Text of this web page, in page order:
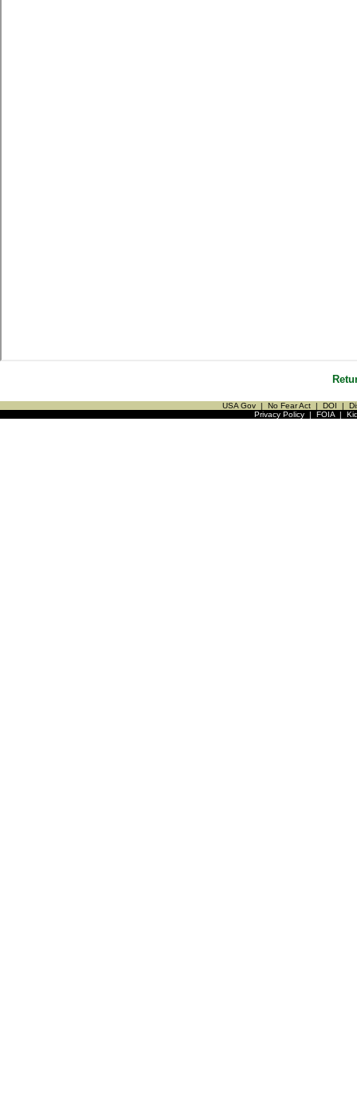
USA Gov | No Fear Act | DOI |
Privacy Policy| FOIA|